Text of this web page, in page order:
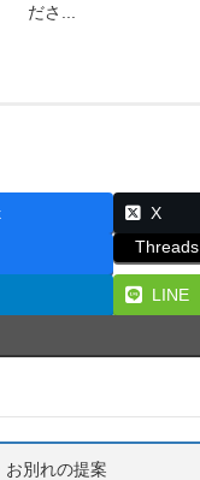
ださ...
X
Threads
LINE
お別れの提案